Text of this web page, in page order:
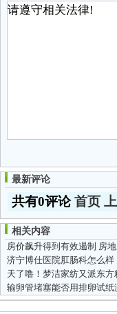
最新评论
共有0评论首页
相关内容
房价飙升得到有效遏制 房
济宁博仕医院肛肠科怎么样
输卵管堵塞能否用排卵试纸